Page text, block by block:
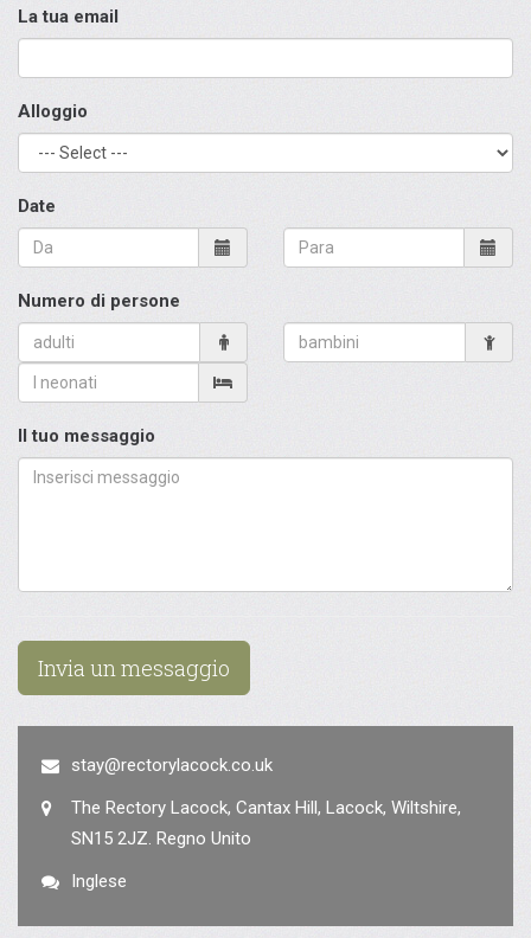
La tua email
Alloggio
Date
Numero di persone
Il tuo messaggio
Invia un messaggio
stay@rectorylacock.co.uk
The Rectory Lacock, Cantax Hill, Lacock, Wiltshire,
SN15 2JZ. Regno Unito
Inglese